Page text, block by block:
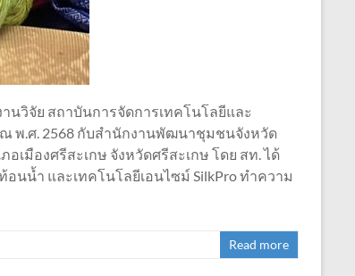
วิจัย สถาบันการจัดการเทคโนโลยีและ
พ.ศ. 2568 กับสำนักงานพัฒนาชุมชนจังหวัด
มืองศรีสะเกษ จังหวัดศรีสะเกษ โดย สท. ได้
น้ำ และเทคโนโลยีเอนไซม์ SilkPro ทำความ
Read more